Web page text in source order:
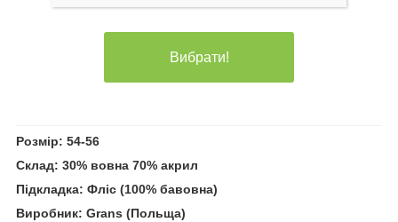
Вибрати!
Розмір: 54-56
Склад: 30% вовна 70% акрил
Підкладка: Фліс (100% бавовна)
Виробник: Grans (Польща)